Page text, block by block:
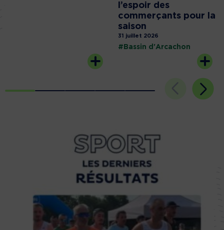
l’espoir des
commerçants pour la
saison
31 juillet 2026
#Bassin d'Arcachon